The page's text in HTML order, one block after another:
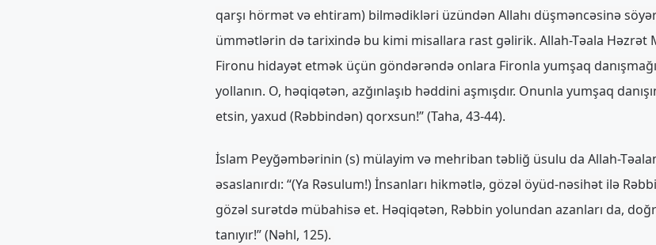
qarşı hörmət və ehtiram) bilmədikləri üzündən Allahı düşməncəsinə
ümmətlərin də tarixində bu kimi misallara rast gəlirik. Allah-Təala Həzrət
Fironu hidayət etmək üçün göndərəndə onlara Fironla yumşaq
yollanın. O, həqiqətən, azğınlaşıb həddini aşmışdır. Onunla yumşaq
etsin, yaxud (Rəbbindən) qorxsun!” (Taha, 43-44).
İslam Peyğəmbərinin (s) mülayim və mehriban təbliğ üsulu da Allah-
əsaslanırdı: “(Ya Rəsulum!) İnsanları hikmətlə, gözəl öyüd-nəsihət ilə
gözəl surətdə mübahisə et. Həqiqətən, Rəbbin yolundan azanları da,
tanıyır!” (Nəhl, 125).